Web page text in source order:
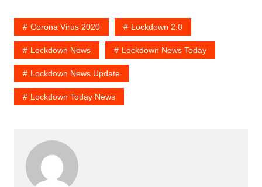
Corona Virus 2020 Lockdown 2.0
Lockdown News Lockdown News Today
Lockdown News Update
Lockdown Today News